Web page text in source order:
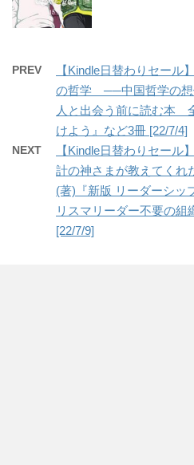
PREV
【Kindle日替わりセール
の哲学 ──中国哲学の想
人と出会う前に読む本
けよう』など3冊 [22/7/4]
NEXT
【Kindle日替わりセール
計の神さまが教えてくれ
(著)『新版 リーダーシッ
リスマリーダー不要の組
[22/7/9]